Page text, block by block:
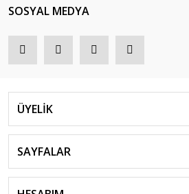
SOSYAL MEDYA
ÜYELİK
SAYFALAR